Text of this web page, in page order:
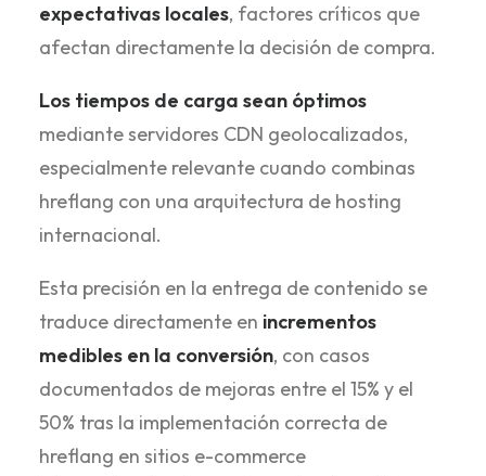
expectativas locales, factores críticos que
afectan directamente la decisión de compra.
Los tiempos de carga sean óptimos
mediante servidores CDN geolocalizados,
especialmente relevante cuando combinas
hreflang con una arquitectura de hosting
internacional.
Esta precisión en la entrega de contenido se
traduce directamente en incrementos
medibles en la conversión, con casos
documentados de mejoras entre el 15% y el
50% tras la implementación correcta de
hreflang en sitios e-commerce